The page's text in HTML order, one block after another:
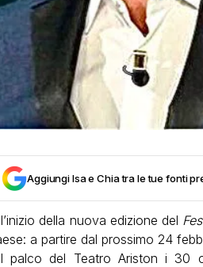
Aggiungi Isa e Chia tra le tue fonti
della nuova edizione del
a partire dal prossimo 24
palco del Teatro Ariston i 30